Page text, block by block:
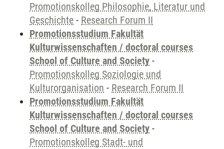
Promotionskolleg Philosophie, Literatur und
Geschichte - Research Forum II
Promotionsstudium Fakultät
Kulturwissenschaften / doctoral courses
School of Culture and Society -
Promotionskolleg Soziologie und
Kulturorganisation - Research Forum II
Promotionsstudium Fakultät
Kulturwissenschaften / doctoral courses
School of Culture and Society -
Promotionskolleg Stadt- und